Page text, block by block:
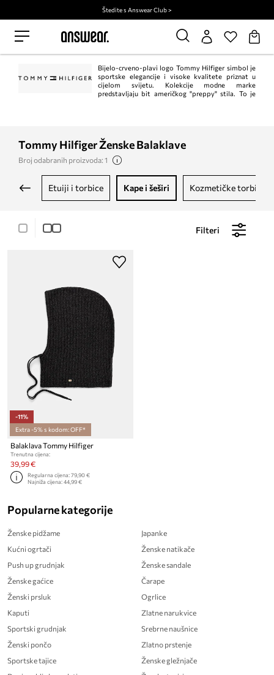
Štedite s Answear Club >
Bijelo-crveno-plavi logo Tommy Hilfiger simbol je
sportske elegancije i visoke kvalitete priznat u
cijelom svijetu. Kolekcije modne marke
predstavljaju bit američkog "preppy" stila. To je
Tommy Hilfiger Ženske Balaklave
Broj odabranih proizvoda: 1
etuiji i torbice kape i šeširi kozmetičke torbice
Filteri
-11%
Extra -5% s kodom: OFF*
Balaklava Tommy Hilfiger
Trenutna cijena:
39,99 €
Regularna cijena:79,90 €
Najniža cijena:44,99 €
Popularne kategorije
Ženske pidžame
Kućni ogrtači
Push up grudnjak
Ženske gaćice
Ženski prsluk
Kaputi
Sportski grudnjak
Ženski pončo
Sportske tajice
Japanke
Ženske natikače
Ženske sandale
Čarape
Ogrlice
Zlatne narukvice
Srebrne naušnice
Zlatno prstenje
Ženske gležnjače